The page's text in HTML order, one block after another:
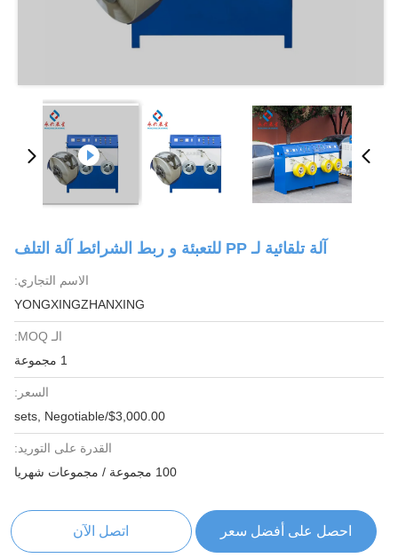
آلة تلقائية لـ PP للتعبئة و ربط الشرائط آلة التلف
الاسم التجاري:
YONGXINGZHANXING
الـ MOQ:
1 مجموعة
السعر:
$3,000.00/sets, Negotiable
القدرة على التوريد:
100 مجموعة / مجموعات شهريا
احصل على أفضل سعر اتصل الآن